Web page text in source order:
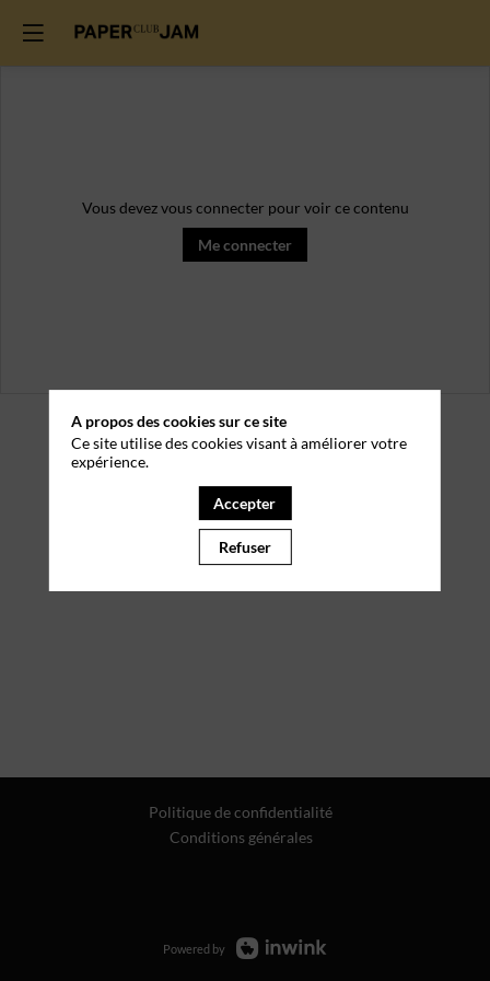
Vous devez vous connecter pour voir ce contenu
Me connecter
Politique de confidentialité
Conditions générales
Powered by
A propos des cookies sur ce site
Ce site utilise des cookies visant à améliorer votre
expérience.
Accepter
Refuser